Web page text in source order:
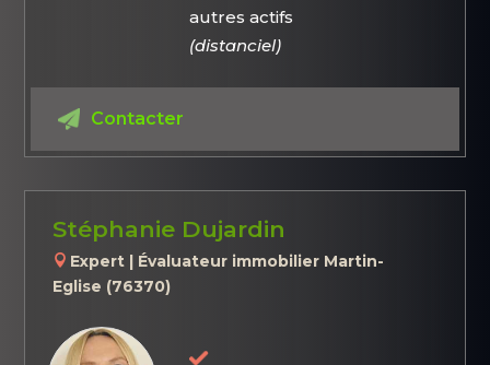
autres actifs
(distanciel)
Contacter
Stéphanie Dujardin
Expert | Évaluateur immobilier Martin-
Eglise (76370)